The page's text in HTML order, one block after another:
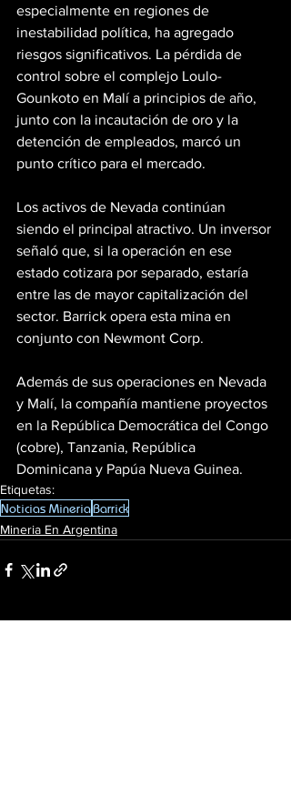
especialmente en regiones de
inestabilidad política, ha agregado
riesgos significativos. La pérdida de
control sobre el complejo Loulo-
Gounkoto en Malí a principios de año,
junto con la incautación de oro y la
detención de empleados, marcó un
punto crítico para el mercado.
Los activos de Nevada continúan
siendo el principal atractivo. Un inversor
señaló que, si la operación en ese
estado cotizara por separado, estaría
entre las de mayor capitalización del
sector. Barrick opera esta mina en
conjunto con Newmont Corp.
Además de sus operaciones en Nevada
y Malí, la compañía mantiene proyectos
en la República Democrática del Congo
(cobre), Tanzania, República
Dominicana y Papúa Nueva Guinea.
Etiquetas:
Noticias MineriaBarrick
Mineria En Argentina